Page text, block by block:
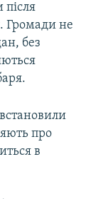
після
Громади не
без
про
в